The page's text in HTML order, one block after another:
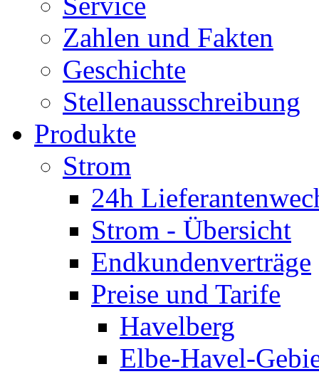
Zahlen und Fakten
Geschichte
Stellenausschreibung
Produkte
Strom
24h
Strom - Übersicht
Endkundenverträge
Preise und Tarife
Havelberg
Elbe-Havel-